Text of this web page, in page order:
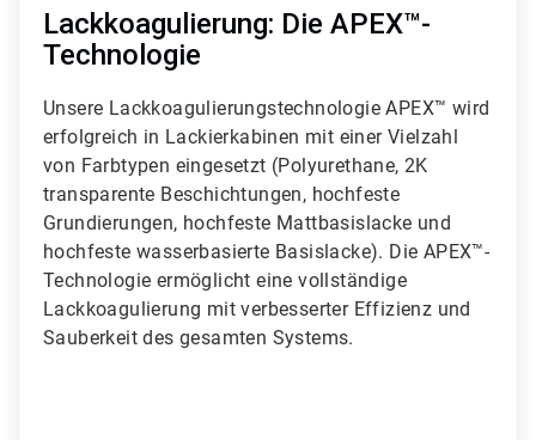
Lackkoagulierung: Die APEX™-
Technologie
Unsere Lackkoagulierungstechnologie APEX™ wird
erfolgreich in Lackierkabinen mit einer Vielzahl
von Farbtypen eingesetzt (Polyurethane, 2K
transparente Beschichtungen, hochfeste
Grundierungen, hochfeste Mattbasislacke und
hochfeste wasserbasierte Basislacke). Die APEX™-
Technologie ermöglicht eine vollständige
Lackkoagulierung mit verbesserter Effizienz und
Sauberkeit des gesamten Systems.